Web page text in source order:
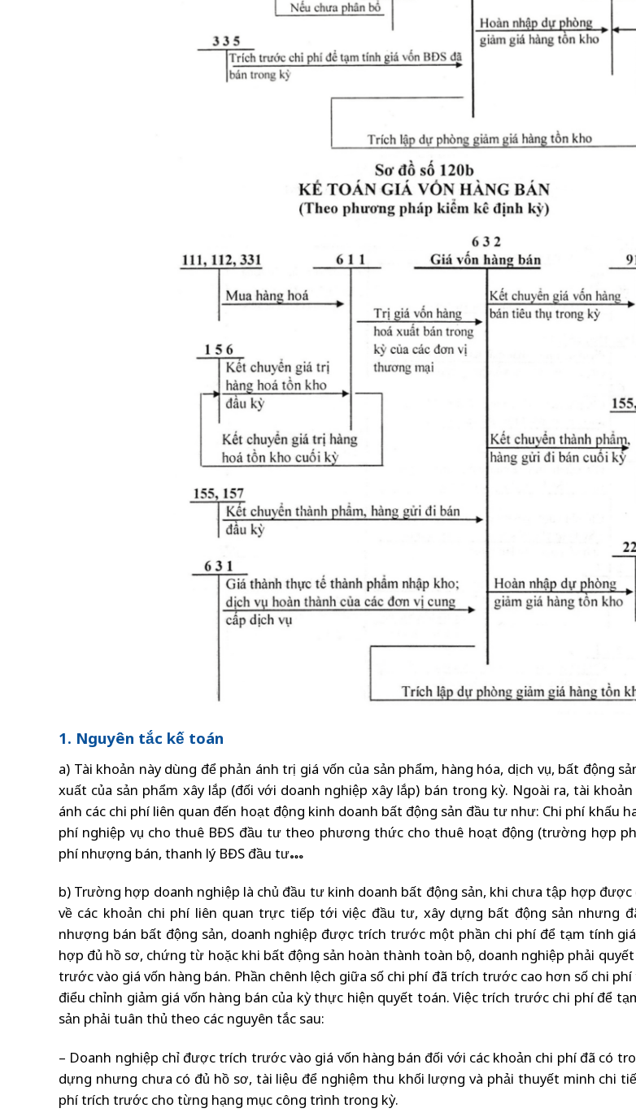
1. Nguyên tắc kế toán
a) Tài khoản này dùng để phản ánh trị giá vốn của sản phẩm, hàng hóa, dịch vụ, bất động
xuất của sản phẩm xây lắp (đối với doanh nghiệp xây lắp) bán trong kỳ. Ngoài ra, tài
ánh các chi phí liên quan đến hoạt động kinh doanh bất động sản đầu tư như: Chi phí khấu
phí nghiệp vụ cho thuê BĐS đầu tư theo phương thức cho thuê hoạt động (trường hợp
phí nhượng bán, thanh lý BĐS đầu tư…
b) Trường hợp doanh nghiệp là chủ đầu tư kinh doanh bất động sản, khi chưa tập hợp
về các khoản chi phí liên quan trực tiếp tới việc đầu tư, xây dựng bất động sản nhưng
nhượng bán bất động sản, doanh nghiệp được trích trước một phần chi phí để tạm tính
hợp đủ hồ sơ, chứng từ hoặc khi bất động sản hoàn thành toàn bộ, doanh nghiệp phải
trước vào giá vốn hàng bán. Phần chênh lệch giữa số chi phí đã trích trước cao hơn số chi
điểu chỉnh giảm giá vốn hàng bán của kỳ thực hiện quyết toán. Việc trích trước chi phí để
sản phải tuân thủ theo các nguyên tắc sau:
– Doanh nghiệp chỉ được trích trước vào giá vốn hàng bán đối với các khoản chi phí đã có
dựng nhưng chưa có đủ hồ sơ, tài liệu để nghiệm thu khối lượng và phải thuyết minh chi
phí trích trước cho từng hạng mục công trình trong kỳ.